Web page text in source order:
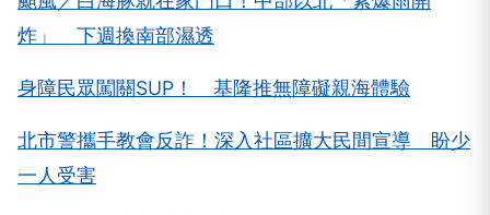
炸」 下週換南部濕透
身障民眾闖關SUP！ 基隆推無障礙親海體驗
北市警攜手教會反詐！深入社區擴大民間宣導 盼少
一人受害